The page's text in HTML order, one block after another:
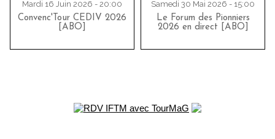
Mardi 16 Juin 2026 - 20:00
Convenc'Tour CEDIV 2026
[ABO]
Samedi 30 Mai 2026 - 15:00
Le Forum des Pionniers
2026 en direct [ABO]